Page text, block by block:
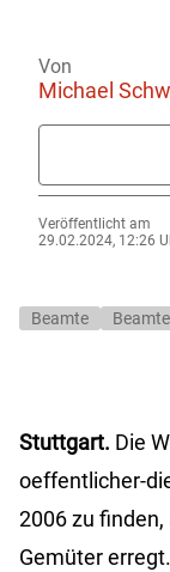
Von
Michael
Veröffentlicht am
29.02.2024, 12:26
Beamte
Stuttgart. Die
oeffentlicher-
2006 zu
Gemüter